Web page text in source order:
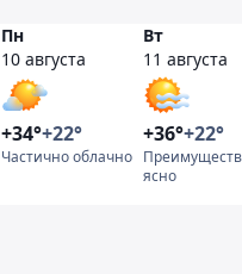
Пн
10 августа
+34°+22°
Частично облачно
Вт
11 августа
+36°+22°
ясно